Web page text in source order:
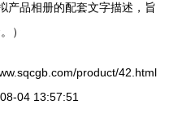
产品相册的配套文字描述，旨
）
product/42.html
04 13:57:51